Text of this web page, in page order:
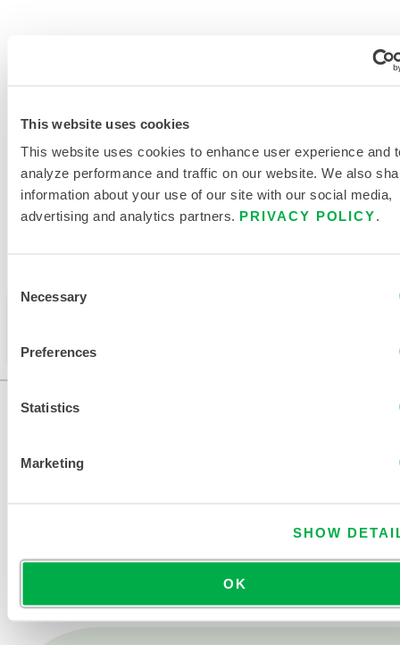
This website uses cookies
This website uses cookies to enhance user experience and
analyze performance and traffic on our website. We also
information about your use of our site with our social media,
advertising and analytics partners. PRIVACY POLICY.
Selection
Necessary
Preferences
Statistics
Marketing
SHOW
OK
PRODUITS
DOCUMENTS CONNEXES